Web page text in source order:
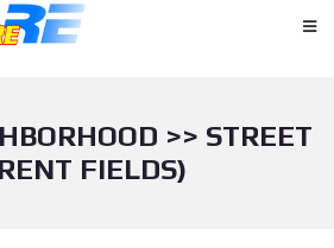
>> STREET
FIELDS)